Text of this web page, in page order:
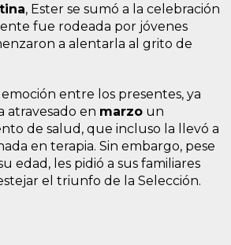
, Ester se sumó a la celebración
fue rodeada por jóvenes
a alentarla al grito de
entre los presentes, ya
atravesado en marzo un
de salud, que incluso la llevó a
en terapia. Sin embargo, pese
edad, les pidió a sus familiares
el triunfo de la Selección.